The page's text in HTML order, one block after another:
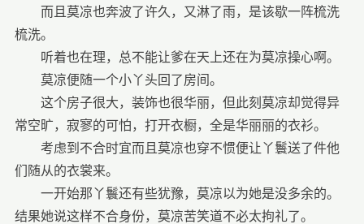
而且莫凉也奔波了许久，又淋了雨，是该歇一阵梳洗
梳洗。
听着也在理，总不能让爹在天上还在为莫凉操心啊。
莫凉便随一个小丫头回了房间。
这个房子很大，装饰也很华丽，但此刻莫凉却觉得异
常空旷，寂寥的可怕，打开衣橱，全是华丽丽的衣衫。
考虑到不合时宜而且莫凉也穿不惯便让丫鬟送了件他
们随从的衣裳来。
一开始那丫鬟还有些犹豫，莫凉以为她是没多余的。
结果她说这样不合身份，莫凉苦笑道不必太拘礼了。